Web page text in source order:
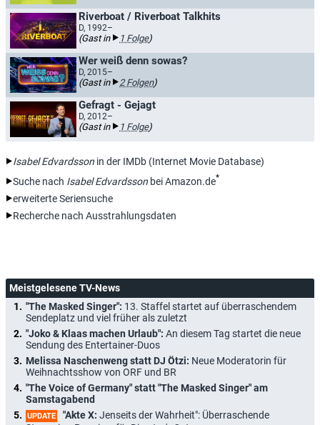
Riverboat / Riverboat Talkhits
D, 1992–
(Gast in 1 Folge)
Wer weiß denn sowas?
D, 2015–
(Gast in 2 Folgen)
Gefragt - Gejagt
D, 2012–
(Gast in 1 Folge)
Isabel Edvardsson in der IMDb (Internet Movie Database)
Suche nach Isabel Edvardsson bei Amazon.de*
erweiterte Seriensuche
Recherche nach Ausstrahlungsdaten
Meistgelesene TV-News
"The Masked Singer": 13. Staffel startet auf überraschendem
Sendeplatz und viel früher als zuletzt
"Joko & Klaas machen Urlaub": An diesem Tag startet die neue
Sendung des Entertainer-Duos
Melissa Naschenweng statt DJ Ötzi: Neue Moderatorin für
Weihnachtsshow von ORF und BR
"The Voice of Germany" statt "The Masked Singer" am
Samstagabend
UPDATE "Akte X: Jenseits der Wahrheit": Überraschende